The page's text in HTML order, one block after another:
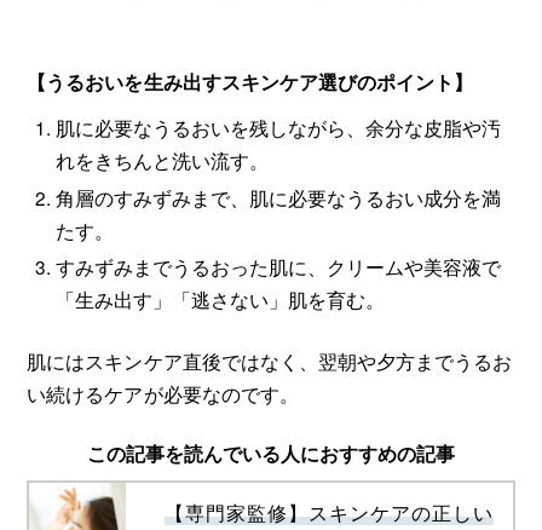
【うるおいを生み出すスキンケア選びのポイント】
肌に必要なうるおいを残しながら、余分な皮脂や汚
れをきちんと洗い流す。
角層のすみずみまで、肌に必要なうるおい成分を満
たす。
すみずみまでうるおった肌に、クリームや美容液で
「生み出す」「逃さない」肌を育む。
肌にはスキンケア直後ではなく、翌朝や夕方までうるお
い続けるケアが必要なのです。
この記事を読んでいる人におすすめの記事
【専門家監修】スキンケアの正しい